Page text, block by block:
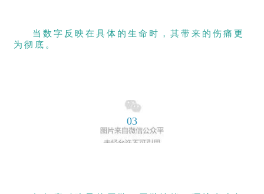
当数字反映在具体的生命时，其带来的伤痛更
为彻底。
03